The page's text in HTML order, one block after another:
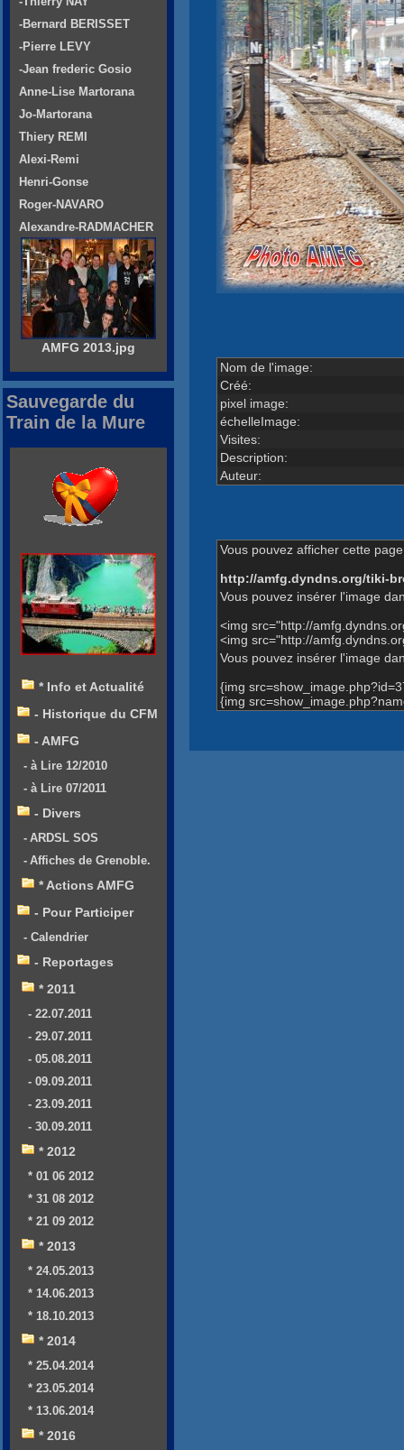
Nom de l'image:
Créé:
pixel image:
échelleImage:
Visites:
Description:
Auteur:
Vous pouvez afficher cette
http://amfg.dyndns.org/tiki-
Vous pouvez insérer l'image
<img src="http://
<img src="http://
Vous pouvez insérer l'image
{img
{img
-Bernard BERISSET
-Pierre LEVY
-Jean frederic Gosio
Anne-Lise Martorana
Jo-Martorana
Thiery REMI
Alexi-Remi
Henri-Gonse
Roger-NAVARO
Alexandre-RADMACHER
AMFG 2013.jpg
Sauvegarde du
Train de la Mure
* Info et Actualité
- Historique du CFM
- AMFG
- à Lire 12/2010
- à Lire 07/2011
- Divers
- ARDSL SOS
- Affiches de Grenoble.
* Actions AMFG
- Pour Participer
- Calendrier
- Reportages
* 2011
- 22.07.2011
- 29.07.2011
- 05.08.2011
- 09.09.2011
- 23.09.2011
- 30.09.2011
* 2012
* 01 06 2012
* 31 08 2012
* 21 09 2012
* 2013
* 24.05.2013
* 14.06.2013
* 18.10.2013
* 2014
* 25.04.2014
* 23.05.2014
* 13.06.2014
* 2016